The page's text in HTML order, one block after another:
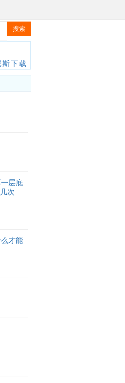
搜索
下载
层底
次
才能